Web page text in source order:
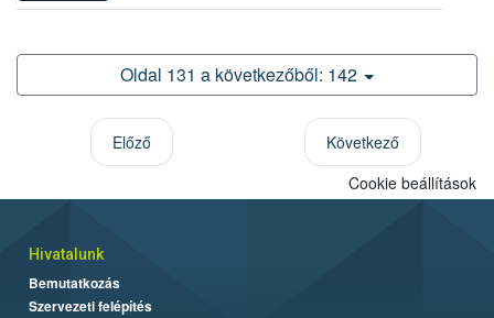
Oldal 131 a következőből: 142
Előző
Következő
Cookie beállítások
Hivatalunk
Bemutatkozás
Szervezeti felépítés